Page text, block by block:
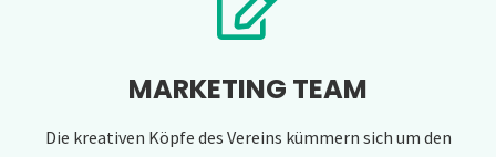
MARKETING TEAM
Die kreativen Köpfe des Vereins kümmern sich um den